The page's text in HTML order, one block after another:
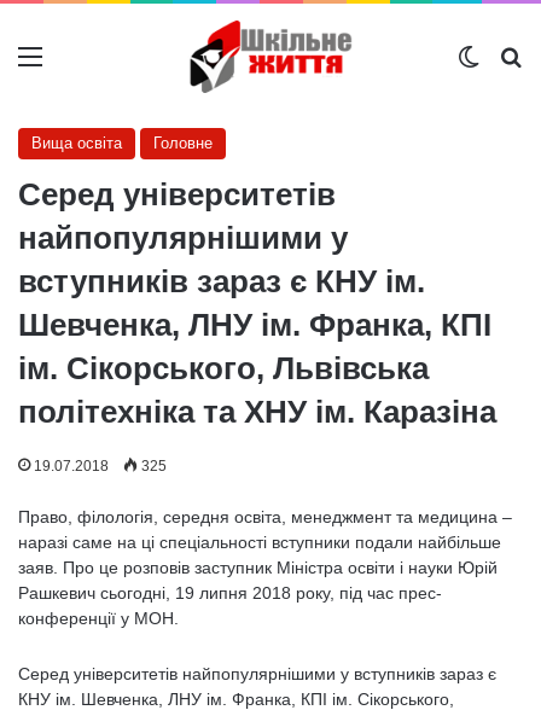
Меню
Вища освіта Головне
Серед університетів
найпопулярнішими у
вступників зараз є КНУ ім.
Шевченка, ЛНУ ім. Франка, КПІ
ім. Сікорського, Львівська
політехніка та ХНУ ім. Каразіна
19.07.2018 325
Право, філологія, середня освіта, менеджмент та медицина –
наразі саме на ці спеціальності вступники подали найбільше
заяв. Про це розповів заступник Міністра освіти і науки Юрій
Рашкевич сьогодні, 19 липня 2018 року, під час прес-
конференції у МОН.
Серед університетів найпопулярнішими у вступників зараз є
КНУ ім. Шевченка, ЛНУ ім. Франка, КПІ ім. Сікорського,